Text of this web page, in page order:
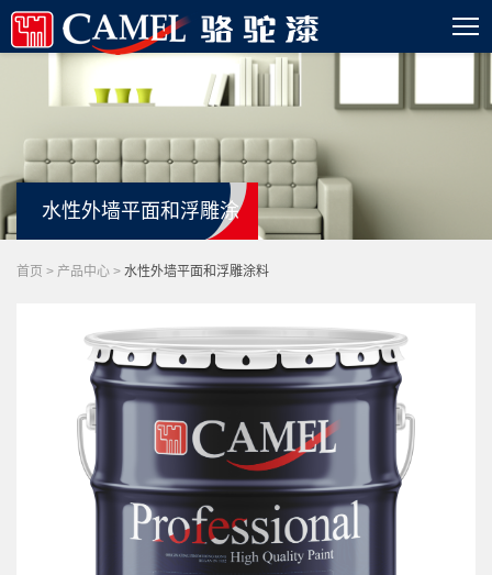
水性外墙平面和浮雕涂
料
首页 > 产品中心 > 水性外墙平面和浮雕涂料